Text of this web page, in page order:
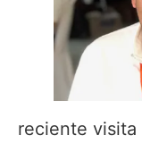
reciente visita